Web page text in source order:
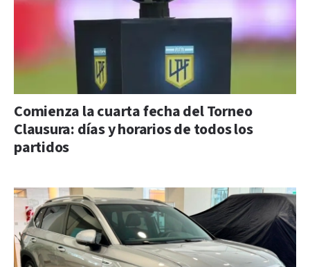
Comienza la cuarta fecha del Torneo
Clausura: días y horarios de todos los
partidos